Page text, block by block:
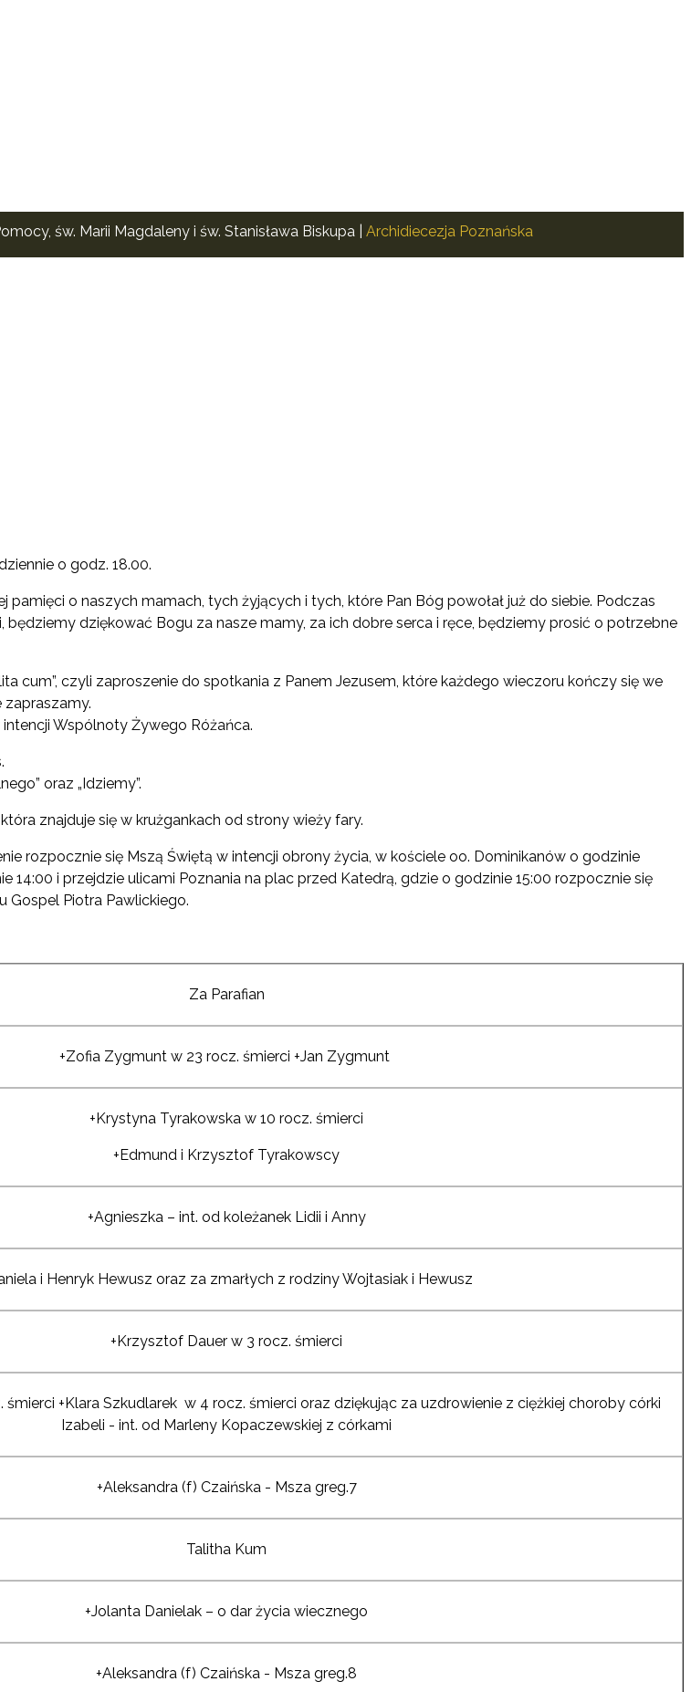
św. Marii Magdaleny i św. Stanisława Biskupa | Archidiecezja Poznańska
o godz. 18.00.
o naszych mamach, tych żyjących i tych, które Pan Bóg powołał już do siebie. Podczas
dziękować Bogu za nasze mamy, za ich dobre serca i ręce, będziemy prosić o potrzebne
cum”, czyli zaproszenie do spotkania z Panem Jezusem, które każdego wieczoru kończy się we
zapraszamy.
Wspólnoty Żywego Różańca.
oraz „Idziemy”.
znajduje się w krużgankach od strony wieży fary.
rozpocznie się Mszą Świętą w intencji obrony życia, w kościele oo. Dominikanów o godzinie
i przejdzie ulicami Poznania na plac przed Katedrą, gdzie o godzinie 15:00 rozpocznie się
Gospel Piotra Pawlickiego.
Za Parafian
+Zofia Zygmunt w 23 rocz. śmierci +Jan Zygmunt
+Krystyna Tyrakowska w 10 rocz. śmierci
+Edmund i Krzysztof Tyrakowscy
+Agnieszka – int. od koleżanek Lidii i Anny
i Henryk Hewusz oraz za zmarłych z rodziny Wojtasiak i Hewusz
+Krzysztof Dauer w 3 rocz. śmierci
śmierci +Klara Szkudlarek w 4 rocz. śmierci oraz dziękując za uzdrowienie z ciężkiej choroby córki
Izabeli - int. od Marleny Kopaczewskiej z córkami
+Aleksandra (f) Czaińska - Msza greg.7
Talitha Kum
+Jolanta Danielak – o dar życia wiecznego
+Aleksandra (f) Czaińska - Msza greg.8